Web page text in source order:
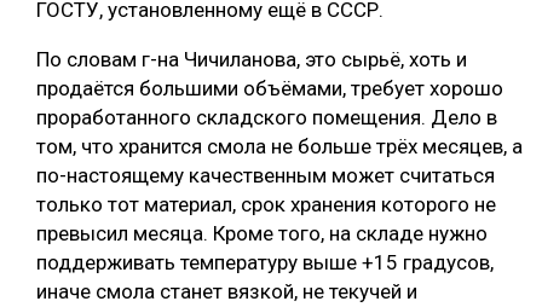
ГОСТУ, установленному ещё в СССР.
По словам г-на Чичиланова, это сырьё, хоть и
продаётся большими объёмами, требует хорошо
проработанного складского помещения. Дело в
том, что хранится смола не больше трёх месяцев, а
по-настоящему качественным может считаться
только тот материал, срок хранения которого не
превысил месяца. Кроме того, на складе нужно
поддерживать температуру выше +15 градусов,
иначе смола станет вязкой, не текучей и